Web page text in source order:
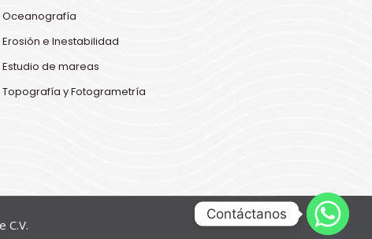
Oceanografía
Erosión e Inestabilidad
Estudio de mareas
Topografía y Fotogrametría
C.V.
Contáctanos